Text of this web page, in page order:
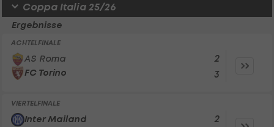
Coppa Italia 25/26
Ergebnisse
ACHTELFINALE
AS Roma
FC Torino
2
3
VIERTELFINALE
Inter Mailand
2